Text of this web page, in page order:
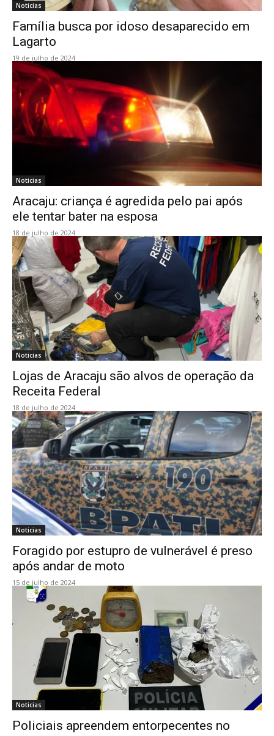
Noticias
Família busca por idoso desaparecido em
Lagarto
19 de julho de 2024
Noticias
Aracaju: criança é agredida pelo pai após
ele tentar bater na esposa
18 de julho de 2024
Noticias
Lojas de Aracaju são alvos de operação da
Receita Federal
18 de julho de 2024
Noticias
Foragido por estupro de vulnerável é preso
após andar de moto
15 de julho de 2024
Noticias
Policiais apreendem entorpecentes no